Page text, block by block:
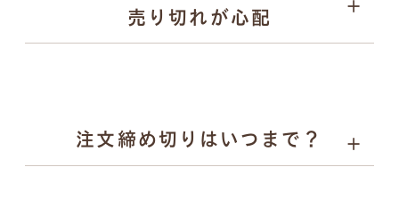
お子様の背中を支えます。
Rire（リル）：やさしい彩りとかわいらしさを、自然体
売り切れが心配
注文締め切りはいつまで？